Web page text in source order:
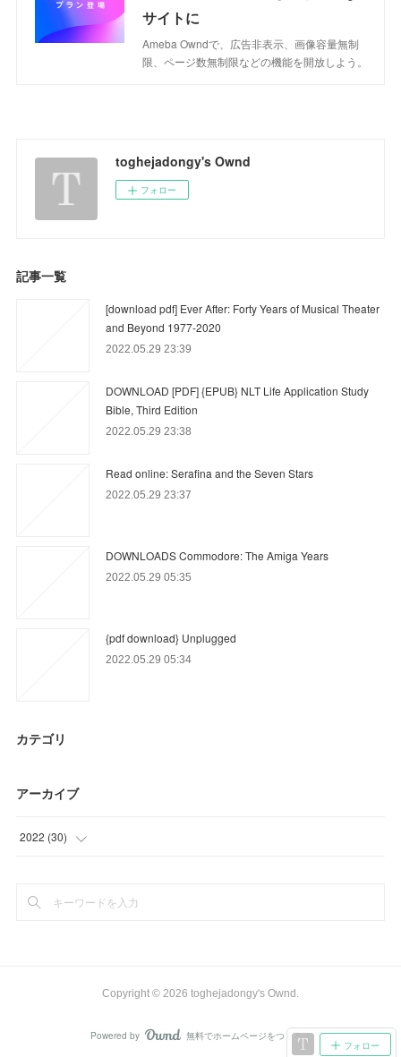
サイトに
Ameba Owndで、広告非表示、画像容量無制
限、ページ数無制限などの機能を開放しよう。
toghejadongy's Ownd
フォロー
記事一覧
[download pdf] Ever After: Forty Years of Musical Theater
and Beyond 1977-2020
2022.05.29 23:39
DOWNLOAD [PDF] {EPUB} NLT Life Application Study
Bible, Third Edition
2022.05.29 23:38
Read online: Serafina and the Seven Stars
2022.05.29 23:37
DOWNLOADS Commodore: The Amiga Years
2022.05.29 05:35
{pdf download} Unplugged
2022.05.29 05:34
カテゴリ
アーカイブ
2022 (30)
フォロー
Copyright © 2026 toghejadongy's Ownd .
Powered by AmebaOwnd
無料でホームページをつくろう